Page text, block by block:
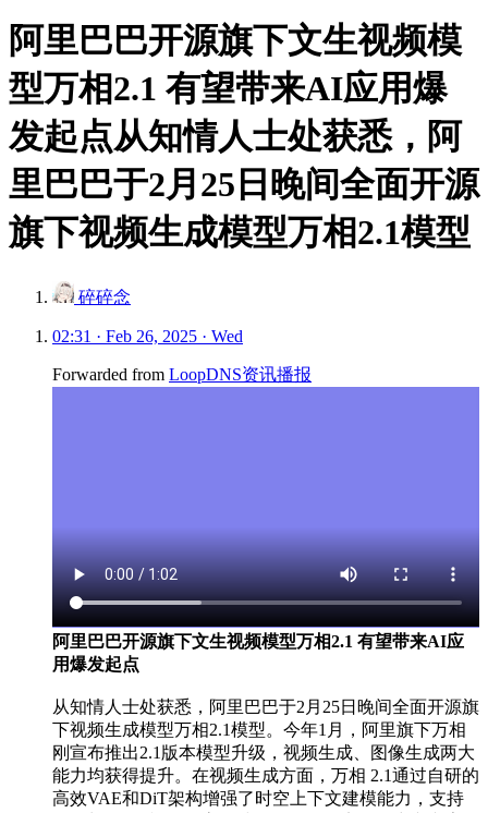
阿里巴巴开源旗下文生视频模
型万相2.1 有望带来AI应用爆
发起点从知情人士处获悉，阿
里巴巴于2月25日晚间全面开源
旗下视频生成模型万相2.1模型
碎碎念
02:31 · Feb 26, 2025 · Wed
Forwarded from LoopDNS资讯播报
阿里巴巴开源旗下文生视频模型万相2.1 有望带来AI应
用爆发起点
从知情人士处获悉，阿里巴巴于2月25日晚间全面开源旗
下视频生成模型万相2.1模型。今年1月，阿里旗下万相
刚宣布推出2.1版本模型升级，视频生成、图像生成两大
能力均获得提升。在视频生成方面，万相 2.1通过自研的
高效VAE和DiT架构增强了时空上下文建模能力，支持